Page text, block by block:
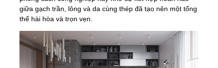
giữa gạch trần, lông và da cùng thép đã tạo nên một tổng
thể hài hòa và trọn vẹn.